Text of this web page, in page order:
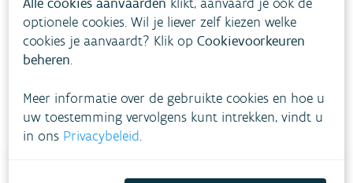
binnenhuisinstallatie.
Je drinkwater laten analyseren kan bij je
optionele cookies. Wil je liever zelf kiezen welke
cookies je aanvaardt? Klik opCookievoorkeuren
beheren.
Meer informatie over de gebruikte cookies en hoe u
uw toestemming vervolgens kunt intrekken, vindt u
in ons Privacybeleid.